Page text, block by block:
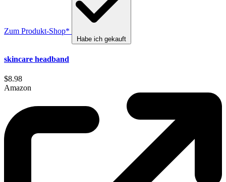
Zum Produkt-Shop*
Habe ich gekauft
skincare headband
$8.98
Amazon